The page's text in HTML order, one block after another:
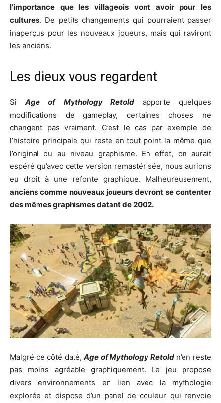
l’importance que les villageois vont avoir pour les
cultures. De petits changements qui pourraient passer
inaperçus pour les nouveaux joueurs, mais qui raviront
les anciens.
Les dieux vous regardent
SiAge of Mythology Retoldapporte quelques
modifications de gameplay, certaines choses ne
changent pas vraiment. C’est le cas par exemple de
l’histoire principale qui reste en tout point la même que
l’original ou au niveau graphisme. En effet, on aurait
espéré qu’avec cette version remastérisée, nous aurions
eu droit à une refonte graphique. Malheureusement,
anciens comme nouveaux joueurs devront se contenter
des mêmes graphismes datant de 2002.
Malgré ce côté daté,Age of Mythology Retoldn’en reste
pas moins agréable graphiquement. Le jeu propose
divers environnements en lien avec la mythologie
explorée et dispose d’un panel de couleur qui renvoie